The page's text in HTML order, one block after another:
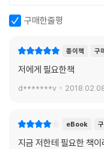
무기력을 극복하는 마음 관
그렇다면 어떻게 업무 무
다섯 가지 마음의 역할을
음 관리법을 소개한다.
‘동기’는 일하는 의미와 이
구매한줄평
종이책 구
저에게 필요한책
d*******v
eBook
지금 저한테 필요한 책이